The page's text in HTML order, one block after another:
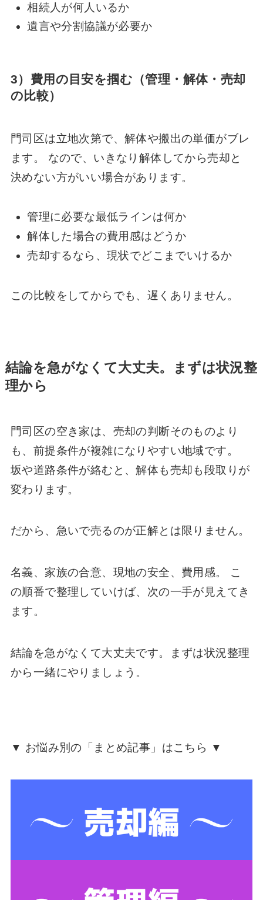
相続人が何人いるか
遺言や分割協議が必要か
3）費用の目安を掴む（管理・解体・売却
の比較）
門司区は立地次第で、解体や搬出の単価がブレ
ます。 なので、いきなり解体してから売却と
決めない方がいい場合があります。
管理に必要な最低ラインは何か
解体した場合の費用感はどうか
売却するなら、現状でどこまでいけるか
この比較をしてからでも、遅くありません。
結論を急がなくて大丈夫。まずは状況整
理から
門司区の空き家は、売却の判断そのものより
も、前提条件が複雑になりやすい地域です。
坂や道路条件が絡むと、解体も売却も段取りが
変わります。
だから、急いで売るのが正解とは限りません。
名義、家族の合意、現地の安全、費用感。 こ
の順番で整理していけば、次の一手が見えてき
ます。
結論を急がなくて大丈夫です。まずは状況整理
から一緒にやりましょう。
▼ お悩み別の「まとめ記事」はこちら ▼